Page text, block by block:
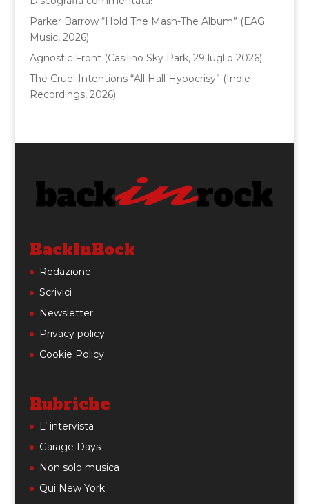
Parker Barrow “Hold The Mash-The Album” (EAG
Music, 2026)
Agnostic Front (Casilino Sky Park, 29 luglio 2026)
The Cruel Intentions “All Hall Hypocrisy” (Indie
Recordings, 2026)
BackInRock
Redazione
Scrivici
Newsletter
Privacy policy
Cookie Policy
Rubriche
L’ intervista
Garage Days
Non solo musica
Qui New York